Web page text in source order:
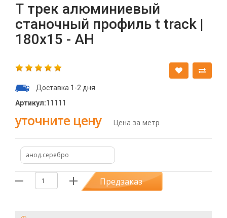
Т трек алюминиевый
станочный профиль t track |
180х15 - АН
Доставка 1-2 дня
Артикул:11111
уточните цену Цена за метр
анод.серебро
Предзаказ